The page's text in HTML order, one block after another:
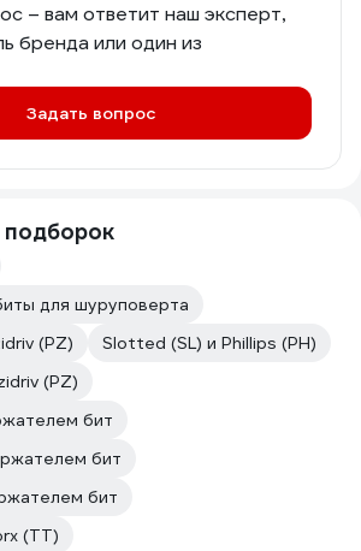
– вам ответит наш эксперт,
бренда или один из
Задать вопрос
подборок
для шуруповерта
(PZ)
Slotted (SL) и Phillips (PH)
(PZ)
бит
бит
бит
(TT)